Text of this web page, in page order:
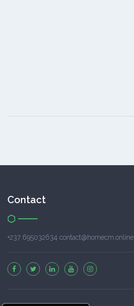
Contact
+237 695032634 contact@homecm.online